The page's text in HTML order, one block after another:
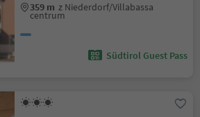
359 m z Niederdorf/Villabassa
centrum
Südtirol Guest Pass